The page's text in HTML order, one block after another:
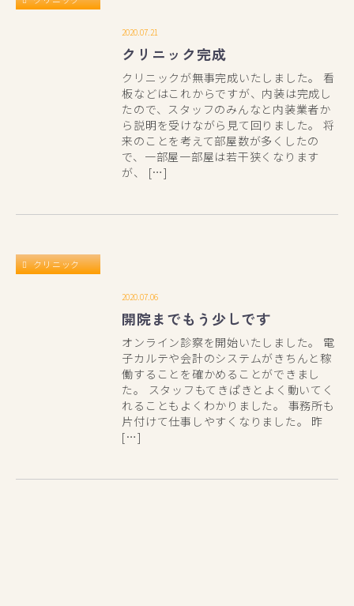
2020.07.21
クリニック完成
クリニックが無事完成いたしました。 看
板などはこれからですが、内装は完成し
たので、スタッフのみんなと内装業者か
ら説明を受けながら見て回りました。 将
来のことを考えて部屋数が多くしたの
で、一部屋一部屋は若干狭くなります
が、 […]
クリニック
2020.07.06
開院までもう少しです
オンライン診察を開始いたしました。 電
子カルテや会計のシステムがきちんと稼
働することを確かめることができまし
た。 スタッフもてきぱきとよく動いてく
れることもよくわかりました。 事務所も
片付けて仕事しやすくなりました。 昨
[…]